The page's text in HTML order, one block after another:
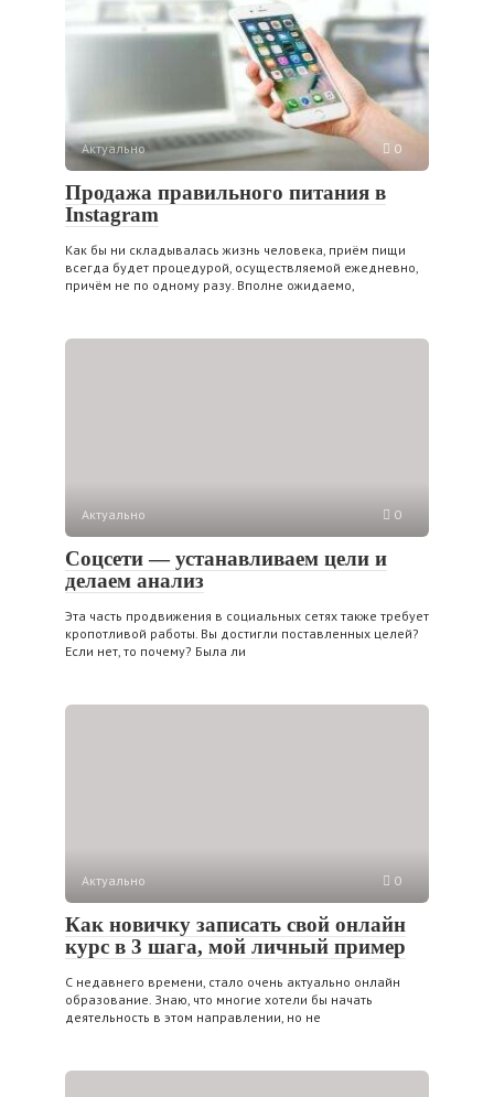
Актуально 0
Продажа правильного питания в
Instagram
Как бы ни складывалась жизнь человека, приём пищи
всегда будет процедурой, осуществляемой ежедневно,
причём не по одному разу. Вполне ожидаемо,
Актуально 0
Cоцсети — устанавливаем цели и
делаем анализ
Эта часть продвижения в социальных сетях также требует
кропотливой работы. Вы достигли поставленных целей?
Если нет, то почему? Была ли
Актуально 0
Как новичку записать свой онлайн
курс в 3 шага, мой личный пример
С недавнего времени, стало очень актуально онлайн
образование. Знаю, что многие хотели бы начать
деятельность в этом направлении, но не